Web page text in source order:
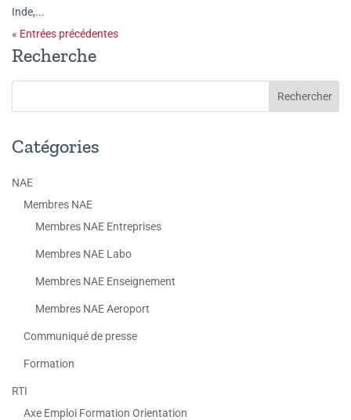
Inde,...
« Entrées précédentes
Recherche
Catégories
NAE
Membres NAE
Membres NAE Entreprises
Membres NAE Labo
Membres NAE Enseignement
Membres NAE Aeroport
Communiqué de presse
Formation
RTI
Axe Emploi Formation Orientation